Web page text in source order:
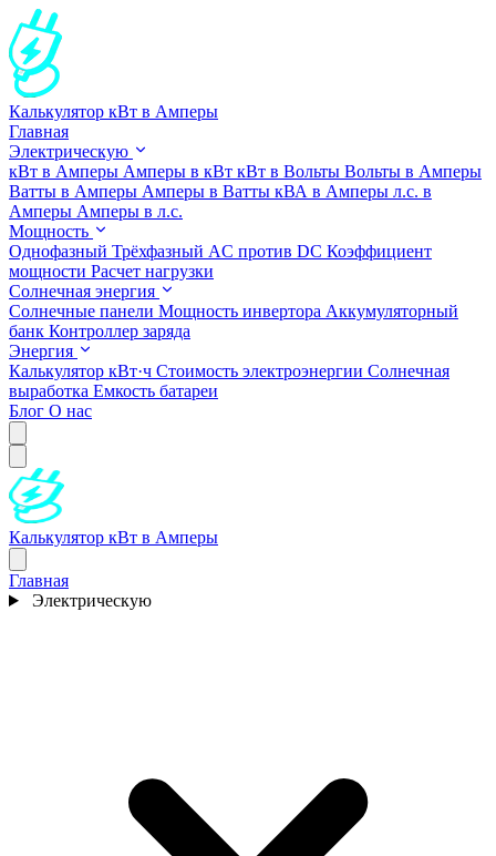
Калькулятор кВт в Амперы
Главная
Электрическую
кВт в Амперы Амперы в кВт кВт в Вольты Вольты в Амперы
Ватты в Амперы Амперы в Ватты кВА в Амперы л.с. в
Амперы Амперы в л.с.
Мощность
Однофазный Трёхфазный AC против DC Коэффициент
мощности Расчет нагрузки
Солнечная энергия
Солнечные панели Мощность инвертора Аккумуляторный
банк Контроллер заряда
Энергия
Калькулятор кВт·ч Стоимость электроэнергии Солнечная
выработка Емкость батареи
Блог О нас
Калькулятор кВт в Амперы
Главная
Электрическую